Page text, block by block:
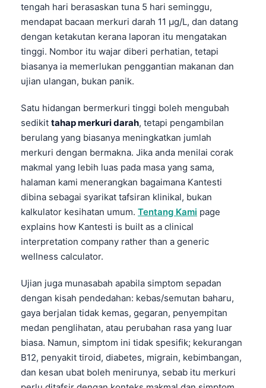
tengah hari berasaskan tuna 5 hari seminggu,
mendapat bacaan merkuri darah 11 µg/L, dan datang
dengan ketakutan kerana laporan itu mengatakan
tinggi. Nombor itu wajar diberi perhatian, tetapi
biasanya ia memerlukan penggantian makanan dan
ujian ulangan, bukan panik.
Satu hidangan bermerkuri tinggi boleh mengubah
sedikit tahap merkuri darah, tetapi pengambilan
berulang yang biasanya meningkatkan jumlah
merkuri dengan bermakna. Jika anda menilai corak
makmal yang lebih luas pada masa yang sama,
halaman kami menerangkan bagaimana Kantesti
dibina sebagai syarikat tafsiran klinikal, bukan
kalkulator kesihatan umum. Tentang Kami page
explains how Kantesti is built as a clinical
interpretation company rather than a generic
wellness calculator.
Ujian juga munasabah apabila simptom sepadan
dengan kisah pendedahan: kebas/semutan baharu,
gaya berjalan tidak kemas, gegaran, penyempitan
medan penglihatan, atau perubahan rasa yang luar
biasa. Namun, simptom ini tidak spesifik; kekurangan
B12, penyakit tiroid, diabetes, migrain, kebimbangan,
dan kesan ubat boleh menirunya, sebab itu merkuri